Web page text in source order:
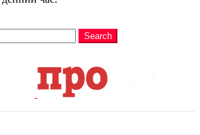
Search